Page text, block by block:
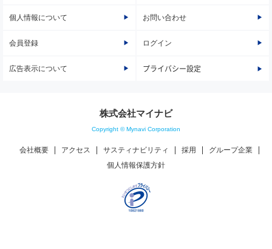
個人情報について お問い合わせ
会員登録 ログイン
広告表示について プライバシー設定
株式会社マイナビ
Copyright © Mynavi Corporation
会社概要 アクセス サスティナビリティ 採用
グループ企業
個人情報保護方針